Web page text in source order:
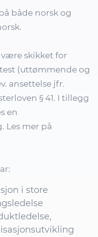
både norsk og
skikket for
(uttømmende og
ansettelse jfr.
§ 41. I tillegg
en
Les mer på
i store